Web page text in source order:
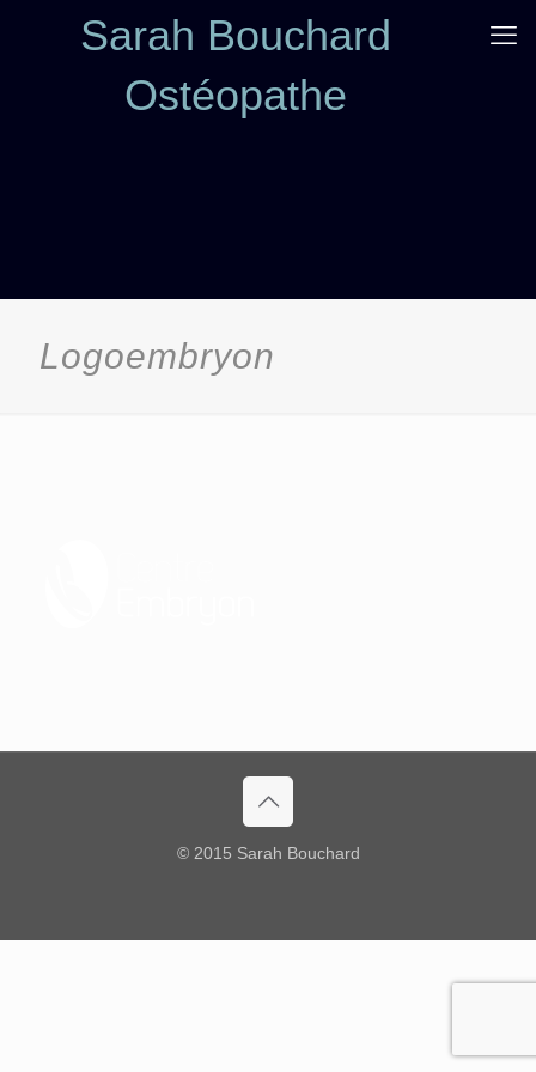
Sarah Bouchard
Ostéopathe
Logoembryon
© 2015 Sarah Bouchard